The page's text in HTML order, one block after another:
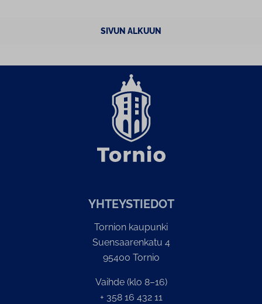
SIVUN ALKUUN
YH­TEYS­TIE­DOT
Tornion kaupunki
Suensaarenkatu 4
95400 Tornio
Vaihde (klo 8–16)
+ 358 16 432 11